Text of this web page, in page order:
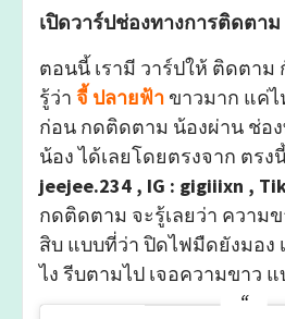
เปิดวาร์ปช่องทางการติดตาม
ตอนนี้ เรามี วาร์ปให้ ติดตาม
รู้ว่า จี้ ปลายฟ้า ขาวมาก แค่
ก่อน กดติดตาม น้องผ่าน ช่อง
น้อง ได้เลยโดยตรงจาก ตรง
jeejee.234 , IG : gigiiixn ,
กดติดตาม จะรู้เลยว่า ความ
สิบ แบบที่ว่า ปิดไฟมืดยังมอง
ไง รีบตามไป เจอความขาว แ